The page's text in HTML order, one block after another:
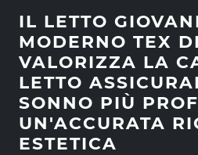
IL LETTO
MODERNO TEX
VALORIZZA LA
LETTO
SONNO PIÙ
UN'ACCURATA
ESTETICA